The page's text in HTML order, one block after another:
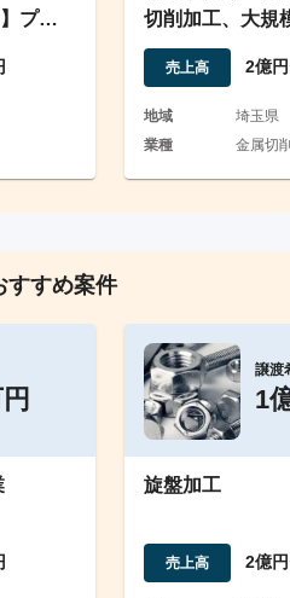
プリ
託
切削加工、大規
売上高 2億
地域
埼玉県
業種
金属切
すすめ案件
譲渡
1
旋盤加工
売上高 2億